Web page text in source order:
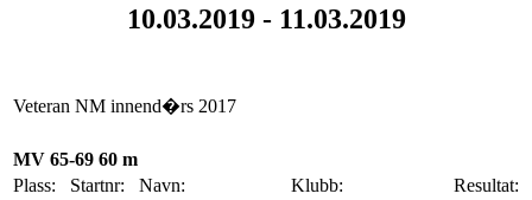
10.03.2019 - 11.03.2019
Veteran NM innend�rs 2017
MV 65-69 60 m
Plass:
Startnr: Navn: Klubb:
Resultat: